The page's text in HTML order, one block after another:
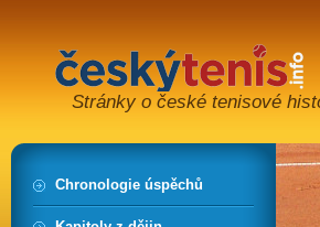
Stránky o české tenisové
Chronologie úspěchů